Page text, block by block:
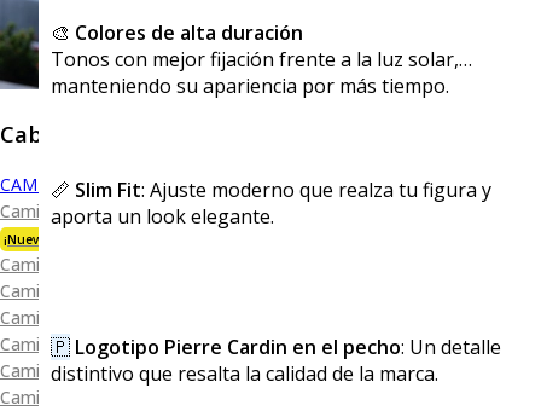
Caballero
CAMISAS
Camisa Premium Bambú
¡Nueva Colección!
Camisa Blanca
Camisa Performance
Camisa Piqué
Camisa Oxford
Camisa Lisa y Textura
Camisa Diseño
🎨 Colores de alta duración
Tonos con mejor fijación frente a la luz solar,
manteniendo su apariencia por más tiempo.
📏 Slim Fit: Ajuste moderno que realza tu figura y
aporta un look elegante.
🇵 Logotipo Pierre Cardin en el pecho: Un detalle
distintivo que resalta la calidad de la marca.